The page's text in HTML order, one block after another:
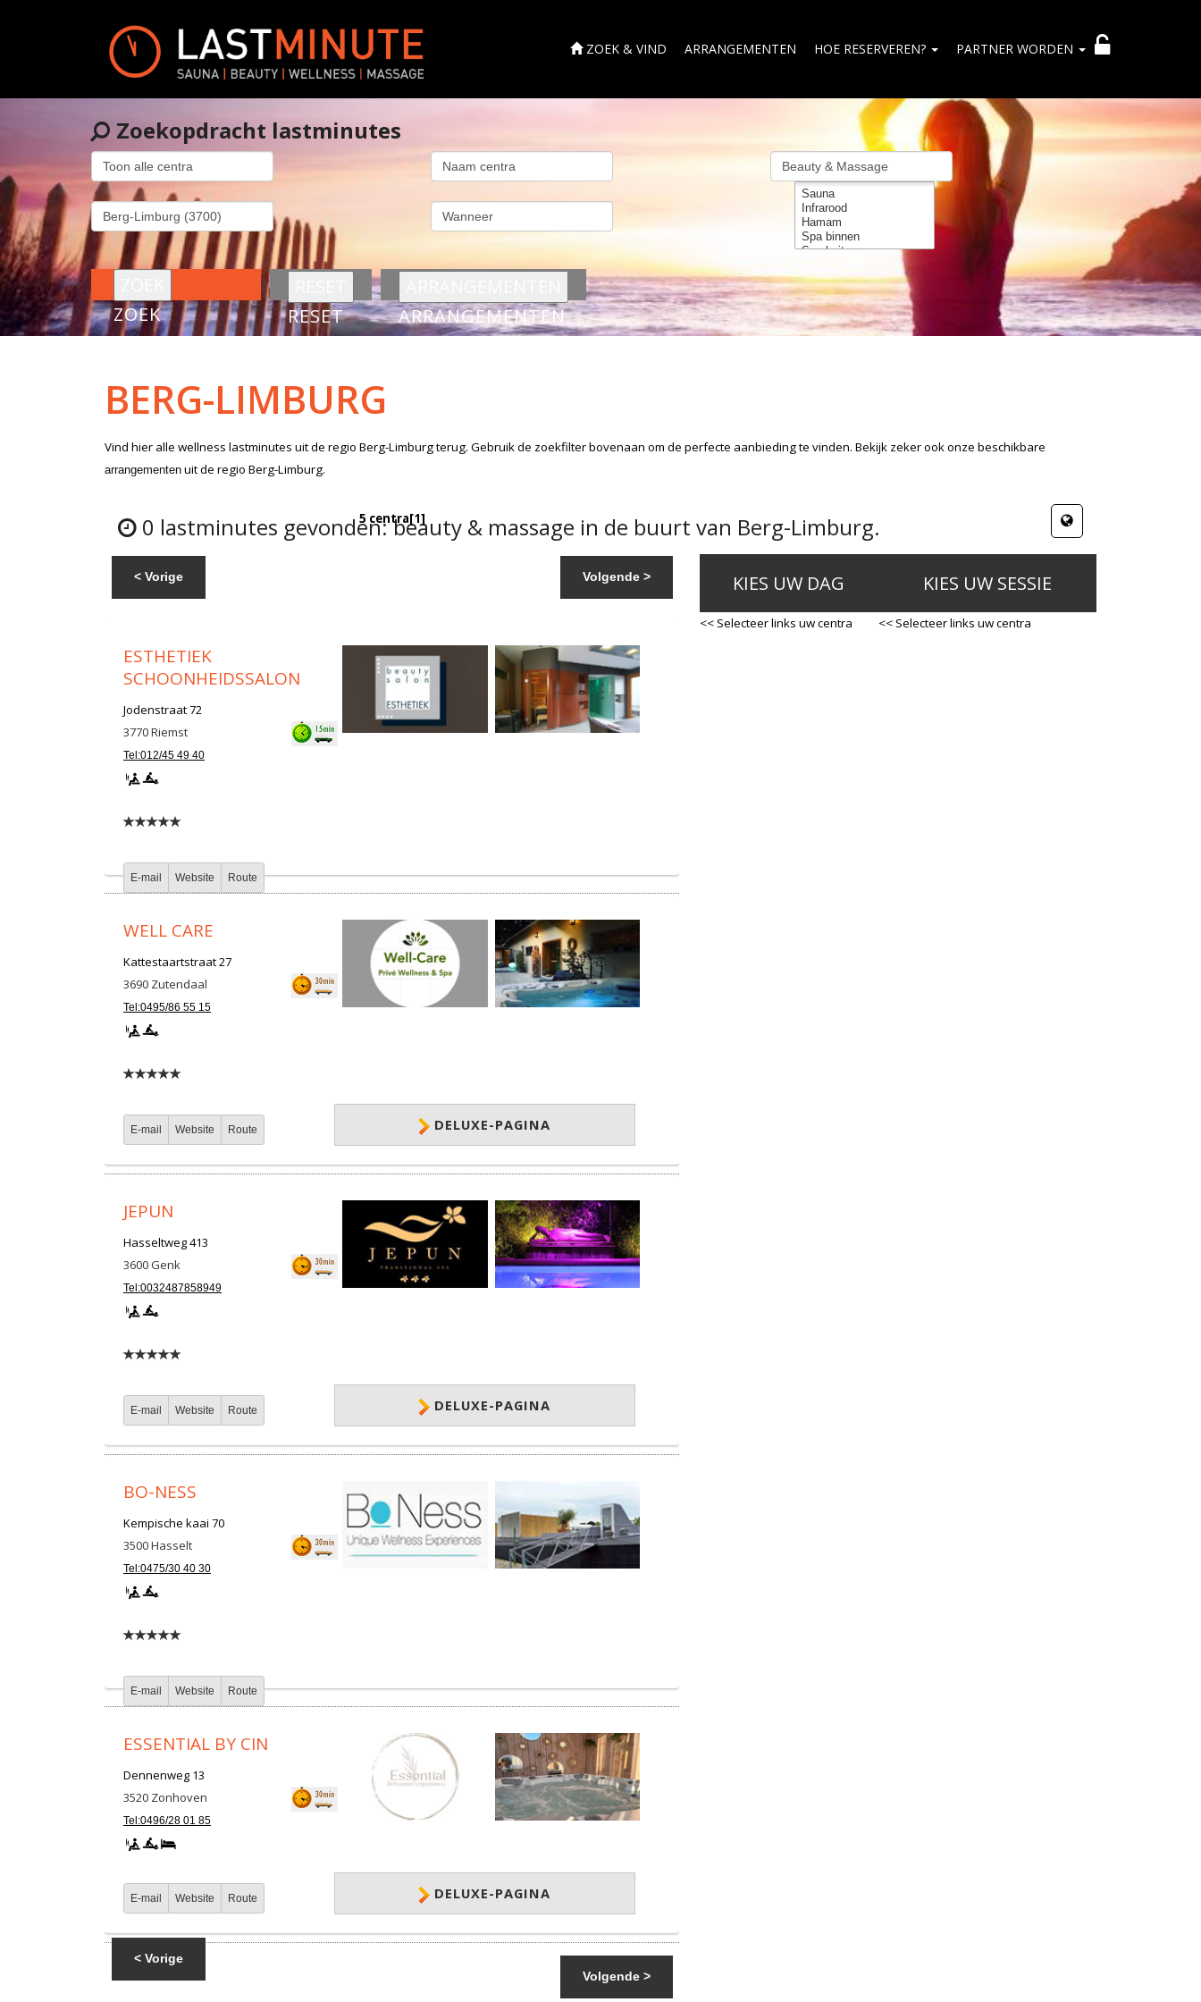
ZOEK & VIND ARRANGEMENTEN HOE RESERVEREN? PARTNER WORDEN
Zoekopdracht lastminutes
ZOEK RESET ARRANGEMENTEN
BERG-LIMBURG
Vind hier alle wellness lastminutes uit de regio Berg-Limburgterug. Gebruik de zoekfilter bovenaan om de perfecte aanbieding te vinden. Bekijk zeker ook onze beschikbare
arrangementen uit de regio Berg-Limburg.
0 lastminutes gevonden: beauty & massage in de buurt van Berg-Limburg.
< Vorige Volgende >
5 centra[1]
ESTHETIEK
SCHOONHEIDSSALON
Jodenstraat 72
3770Riemst
Tel:012/45 49 40
E-mail Website Route
WELL CARE
Kattestaartstraat 27
3690 Zutendaal
Tel:0495/86 55 15
E-mail Website Route DELUXE-PAGINA
JEPUN
Hasseltweg 413
3600Genk
Tel:0032487858949
E-mail Website Route DELUXE-PAGINA
BO-NESS
Kempische kaai 70
3500Hasselt
Tel:0475/30 40 30
E-mail Website Route
ESSENTIAL BY CIN
Dennenweg 13
3520 Zonhoven
Tel:0496/28 01 85
E-mail Website Route DELUXE-PAGINA
< Vorige
Volgende >
KIES UW DAG
<< Selecteer links uw centra
KIES UW SESSIE
<< Selecteer links uw centra